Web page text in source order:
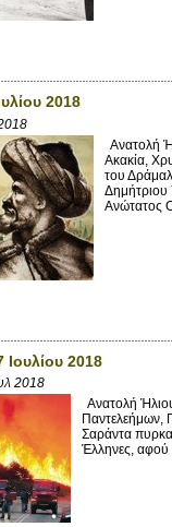
2018
Ανατολή
Ακακία,
του
Ανώτατος
2018
2018
Ανατολή
Παντελεήμων,
Σαράντα
Έλληνες, αφού